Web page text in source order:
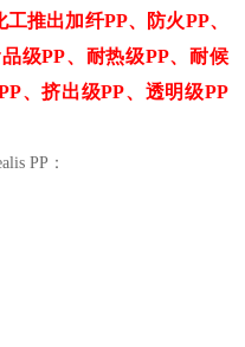
工推出加纤PP、防火PP、
级PP、耐热级PP、耐候
、挤出级PP、透明级PP
PP：